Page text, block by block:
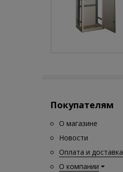
Покупателям
О магазине
Новости
Оплата и доставка
О компании